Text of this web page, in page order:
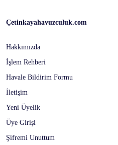
Çetinkayahavuzculuk.com
Hakkımızda
İşlem Rehberi
Havale Bildirim Formu
İletişim
Yeni Üyelik
Üye Girişi
Şifremi Unuttum